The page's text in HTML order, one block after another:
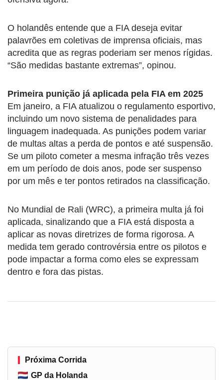
O holandês entende que a FIA deseja evitar
palavrões em coletivas de imprensa oficiais, mas
acredita que as regras poderiam ser menos rígidas.
“São medidas bastante extremas”, opinou.
Primeira punição já aplicada pela FIA em 2025
Em janeiro, a FIA atualizou o regulamento esportivo,
incluindo um novo sistema de penalidades para
linguagem inadequada. As punições podem variar
de multas altas a perda de pontos e até suspensão.
Se um piloto cometer a mesma infração três vezes
em um período de dois anos, pode ser suspenso
por um mês e ter pontos retirados na classificação.
No Mundial de Rali (WRC), a primeira multa já foi
aplicada, sinalizando que a FIA está disposta a
aplicar as novas diretrizes de forma rigorosa. A
medida tem gerado controvérsia entre os pilotos e
pode impactar a forma como eles se expressam
dentro e fora das pistas.
Próxima Corrida
GP da Holanda